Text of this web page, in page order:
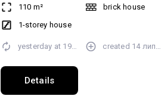
твердотоплений котел, своя
свердловина. Додатково: Система
Житловий стан. Меблювання: Так.
110 m²
1-storey house
brick house
yesterday at 19:32 created 14 липня
Details